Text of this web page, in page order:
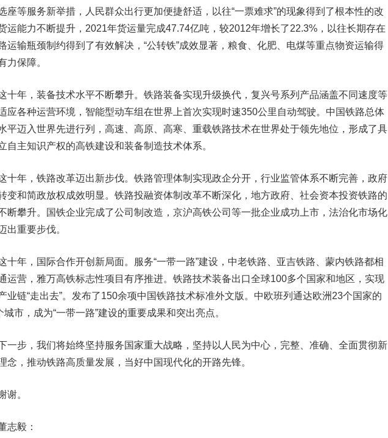
座等服务新举措，人民群众出行更加便捷舒适，以往“一票难求”的现象得到了根本性的改
运能力不断提升，2021年货运量完成47.74亿吨，较2012年增长了22.3%，以往长期存在
运输瓶颈制约得到了有效解决，“公转铁”成效显著，粮食、化肥、电煤等重点物资运输得
力保障。
十年，装备技术水平不断攀升。 铁路装备实现升级换代，复兴号系列产品涵盖不同速度等
应各种运营环境，智能型动车组在世界上首次实现时速350公里自动驾驶。中国铁路总体
平迈入世界先进行列，高速、高原、高寒、重载铁路技术在世界处于领先地位，形成了具
自主知识产权的高铁建设和装备制造技术体系。
十年，铁路改革迈出新步伐。 铁路管理体制实现政企分开，行业监管体系不断完善，政府
变和简政放权成效明显。铁路投融资体制改革不断深化，地方政府、社会资本投资铁路的
断攀升。国铁企业完成了公司制改造， 京沪高铁公司等一批企业成功上市，法治化市场化
出重要步伐。
十年，国际合作开创新局面。
服务“一带一路”建设，中老铁路、亚吉铁路、蒙内铁路都相
运营，雅万高铁标志性项目有序推进。铁路技术装备出口全球100多个国家和地区，实现
业链“走出去”。发布了150余项中国铁路技术标准外文版。中欧班列通达欧洲23个国家的
城市，成为“一带一路”建设的重要成果和突出亮点。
步，我们将始终坚持服务国家重大战略，坚持以人民为中心，完整、准确、全面贯彻新
念，推动铁路高质量发展，当好中国现代化的开路先锋。
。
志毅：